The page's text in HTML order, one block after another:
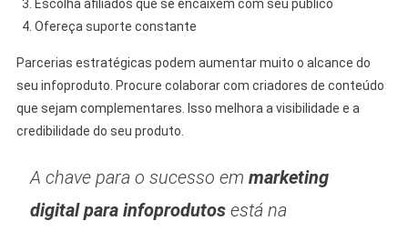
Escolha afiliados que se encaixem com seu público
Ofereça suporte constante
Parcerias estratégicas podem aumentar muito o alcance do
seu infoproduto. Procure colaborar com criadores de conteúdo
que sejam complementares. Isso melhora a visibilidade e a
credibilidade do seu produto.
A chave para o sucesso em marketing
digital para infoprodutosestá na